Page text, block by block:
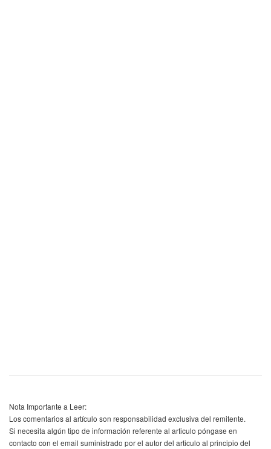
Nota Importante a Leer:
Los comentarios al artículo son responsabilidad exclusiva del remitente.
Si necesita algún tipo de información referente al articulo póngase en
contacto con el email suministrado por el autor del articulo al principio del